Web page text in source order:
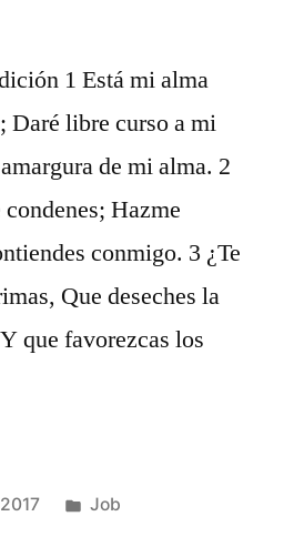
1 Está mi alma
Daré libre curso a mi
de mi alma. 2
Hazme
conmigo. 3 ¿Te
Que deseches la
que favorezcas los
Posted
Job